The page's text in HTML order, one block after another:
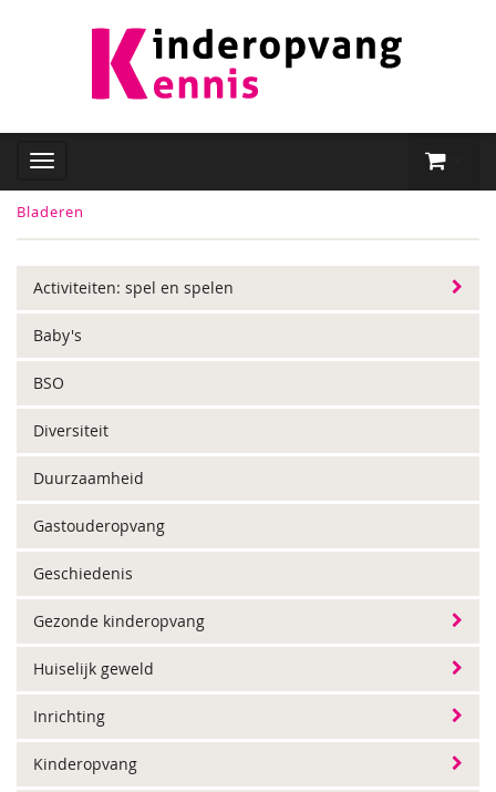
Bladeren
Activiteiten: spel en spelen
Baby's
BSO
Diversiteit
Duurzaamheid
Gastouderopvang
Geschiedenis
Gezonde kinderopvang
Huiselijk geweld
Inrichting
Kinderopvang